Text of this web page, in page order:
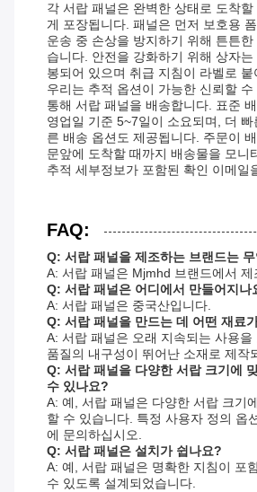
각 서랍 패널은 완벽한 상태로 도착
게 포장됩니다. 패널은 먼저 보호용
운송 중 손상을 방지하기 위해 튼튼
습니다. 안전을 강화하기 위해 상자는
봉되어 있으며 취급 지침이 라벨로 붙
우리는 추적 옵션이 가능한 신뢰할
통해 서랍 패널을 배송합니다. 표준
영업일 기준 5~7일이 소요되며, 더
른 배송 옵션도 제공됩니다. 주문이
문앞에 도착할 때까지 배송물을 모니
추적 세부정보가 포함된 확인 이메일
FAQ:
Q: 서랍 패널을 제조하는 브랜드는
A: 서랍 패널은 Mjmhd 브랜드에서 제
Q: 서랍 패널은 어디에서 만들어지나
A: 서랍 패널은 중국산입니다.
Q: 서랍 패널을 만드는 데 어떤 재료
A: 서랍 패널은 오래 지속되는 사용을
품질의 내구성이 뛰어난 소재로 제작
Q: 서랍 패널을 다양한 서랍 크기에
수 있나요?
A: 예, 서랍 패널은 다양한 서랍 크기
할 수 있습니다. 특정 사용자 정의 옵
에 문의하십시오.
Q: 서랍 패널은 설치가 쉽나요?
A: 예, 서랍 패널은 명확한 지침이 포
수 있도록 설계되었습니다.